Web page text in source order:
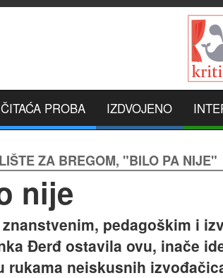
ČITAĆA PROBA IZDVOJENO
ZA BREGOM, "BILO PA NIJE"
nije
pedagoškim i
Đerđ ostavila ovu, inače
rukama neiskusnih